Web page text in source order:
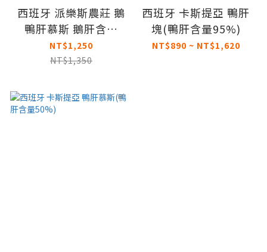
西班牙 派樂斯農莊 鵝
鴨肝慕斯 鵝肝含量
24%
NT$1,250
NT$1,350
西班牙 卡斯提亞 鴨肝
塊(鴨肝含量95%)
NT$890 ~ NT$1,620